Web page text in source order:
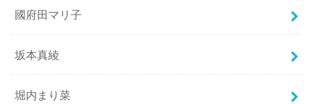
國府田マリ子
坂本真綾
堀内まり菜